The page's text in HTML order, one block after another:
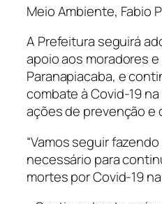
Meio Ambiente, Fabio
A Prefeitura seguirá
apoio aos moradores
Paranapiacaba, e
combate à Covid-19
ações de prevenção e
“Vamos seguir
necessário para
mortes por Covid-19